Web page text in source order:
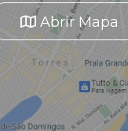
Abrir Mapa